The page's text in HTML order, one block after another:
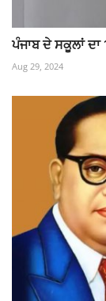
ਪੰਜਾਬ ਦੇ ਸਕੂਲਾਂ
Aug 29, 2024